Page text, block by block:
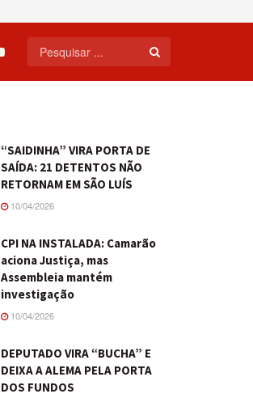
“SAIDINHA” VIRA PORTA DE
SAÍDA: 21 DETENTOS NÃO
RETORNAM EM SÃO LUÍS
10/04/2026
CPI NA INSTALADA: Camarão
aciona Justiça, mas
Assembleia mantém
investigação
10/04/2026
DEPUTADO VIRA “BUCHA” E
DEIXA A ALEMA PELA PORTA
DOS FUNDOS